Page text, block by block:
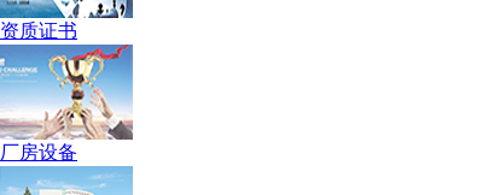
资质证书
厂房设备